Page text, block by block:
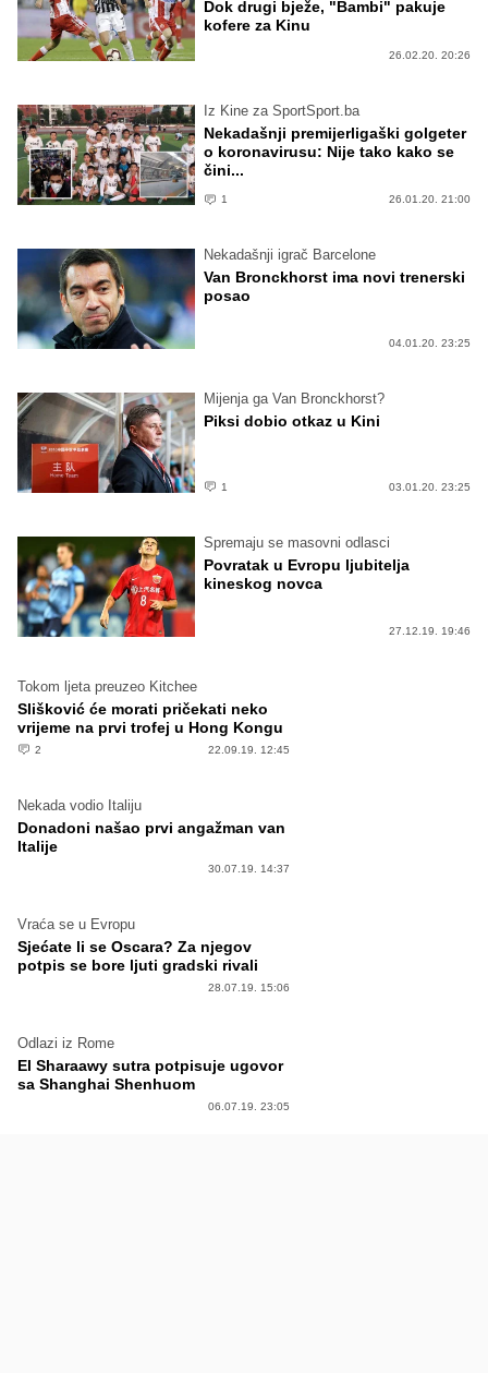
Dok drugi bježe, "Bambi" pakuje
kofere za Kinu
26.02.20. 20:26
Iz Kine za SportSport.ba
Nekadašnji premijerligaški golgeter
o koronavirusu: Nije tako kako se
čini...
1 26.01.20. 21:00
Nekadašnji igrač Barcelone
Van Bronckhorst ima novi trenerski
posao
04.01.20. 23:25
Mijenja ga Van Bronckhorst?
Piksi dobio otkaz u Kini
1 03.01.20. 23:25
Spremaju se masovni odlasci
Povratak u Evropu ljubitelja
kineskog novca
27.12.19. 19:46
Tokom ljeta preuzeo Kitchee
Slišković će morati pričekati neko
vrijeme na prvi trofej u Hong Kongu
2 22.09.19. 12:45
Nekada vodio Italiju
Donadoni našao prvi angažman van
Italije
30.07.19. 14:37
Vraća se u Evropu
Sjećate li se Oscara? Za njegov
potpis se bore ljuti gradski rivali
28.07.19. 15:06
Odlazi iz Rome
El Sharaawy sutra potpisuje ugovor
sa Shanghai Shenhuom
06.07.19. 23:05